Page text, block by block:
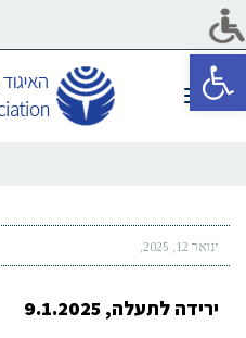
פתח סרגל נגישות
תפריט
ינואר 12, 2025
ירידה לתעלה, 9.1.2025